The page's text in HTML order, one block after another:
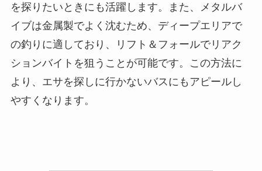
を探りたいときにも活躍します。また、メタルバ
イブは金属製でよく沈むため、ディープエリアで
の釣りに適しており、リフト＆フォールでリアク
ションバイトを狙うことが可能です。この方法に
より、エサを探しに行かないバスにもアピールし
やすくなります。